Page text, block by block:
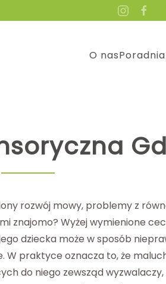
O nasPoradnia
rozwój mowy, problemy z
znajomo? Wyżej wymienione
dziecka może w sposób
W praktyce oznacza to, że
do niego zewsząd wyzwalaczy,